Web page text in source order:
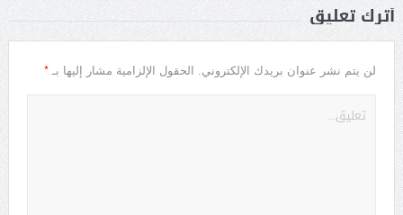
أترك تعليق
لن يتم نشر عنوان بريدك الإلكتروني. الحقول الإلزامية مشار إليها بـ *